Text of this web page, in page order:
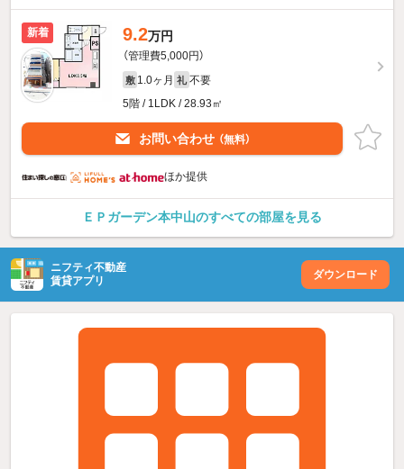
新着 9.2万円
（管理費5,000円）
敷 1.0ヶ月 礼 不要
5階 / 1LDK / 28.93㎡
お問い合わせ （無料）
ほか提供
ＥＰガーデン本中山のすべての部屋を見る
ニフティ不動産
賃貸アプリ
ダウンロード